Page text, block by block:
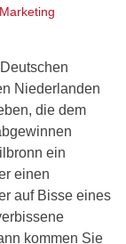
Niederlanden
die dem
ein
einen
auf Bisse eines
kommen Sie